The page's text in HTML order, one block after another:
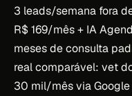
3 leads/semana fora
R$ 169/mês + IA
meses de consulta
real comparável: vet
30 mil/mês via